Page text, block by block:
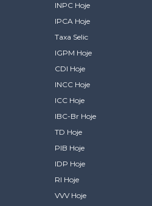
INPC Hoje
IPCA Hoje
Taxa Selic
IGPM Hoje
CDI Hoje
INCC Hoje
ICC Hoje
IBC-Br Hoje
TD Hoje
PIB Hoje
IDP Hoje
RI Hoje
VVV Hoje